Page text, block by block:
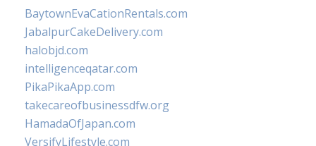
BaytownEvaCationRentals.com
JabalpurCakeDelivery.com
halobjd.com
intelligenceqatar.com
PikaPikaApp.com
takecareofbusinessdfw.org
HamadaOfJapan.com
VersifyLifestyle.com